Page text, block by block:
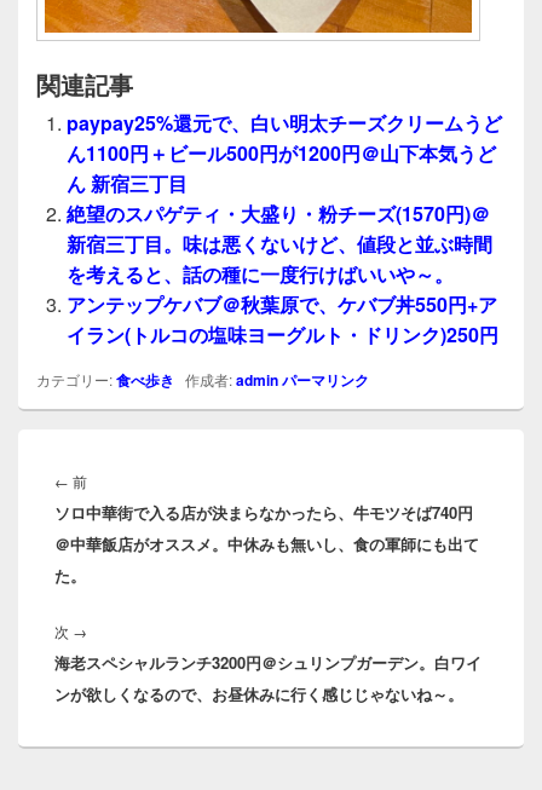
関連記事
paypay25%還元で、白い明太チーズクリームうど
ん1100円＋ビール500円が1200円＠山下本気うど
ん 新宿三丁目
絶望のスパゲティ・大盛り・粉チーズ(1570円)＠
新宿三丁目。味は悪くないけど、値段と並ぶ時間
を考えると、話の種に一度行けばいいや～。
アンテップケバブ＠秋葉原で、ケバブ丼550円+ア
イラン(トルコの塩味ヨーグルト・ドリンク)250円
カテゴリー:食べ歩き 作成者:adminパーマリンク
稿
ナ
ビ
ゲ
ー
ョ
ン
← 前前
の
投
ソロ中華街で入る店が決まらなかったら、牛モツそば740円
＠中華飯店がオススメ。中休みも無いし、食の軍師にも出て
た。
次 →
の
投
海老スペシャルランチ3200円＠シュリンプガーデン。白ワイ
ンが欲しくなるので、お昼休みに行く感じじゃないね～。